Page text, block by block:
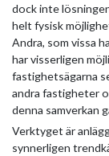
dock inte
helt fysisk
Andra, som vissa
har visserligen
fastighetsägarna
andra fastigheter
denna samverkan
Verktyget är
synnerligen